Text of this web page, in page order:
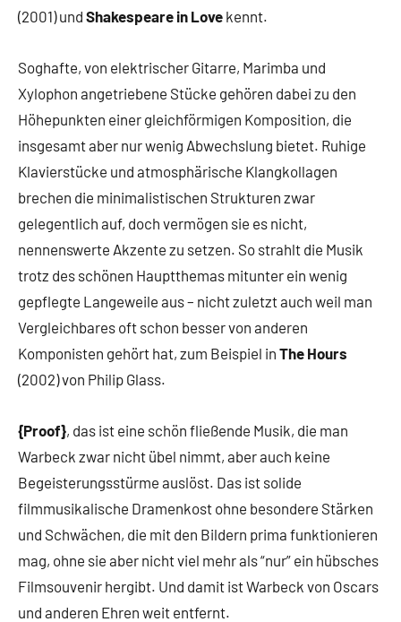
(2001) und Shakespeare in Love kennt.
Soghafte, von elektrischer Gitarre, Marimba und
Xylophon angetriebene Stücke gehören dabei zu den
Höhepunkten einer gleichförmigen Komposition, die
insgesamt aber nur wenig Abwechslung bietet. Ruhige
Klavierstücke und atmosphärische Klangkollagen
brechen die minimalistischen Strukturen zwar
gelegentlich auf, doch vermögen sie es nicht,
nennenswerte Akzente zu setzen. So strahlt die Musik
trotz des schönen Hauptthemas mitunter ein wenig
gepflegte Langeweile aus – nicht zuletzt auch weil man
Vergleichbares oft schon besser von anderen
Komponisten gehört hat, zum Beispiel in The Hours
(2002) von Philip Glass.
{Proof}, das ist eine schön fließende Musik, die man
Warbeck zwar nicht übel nimmt, aber auch keine
Begeisterungsstürme auslöst. Das ist solide
filmmusikalische Dramenkost ohne besondere Stärken
und Schwächen, die mit den Bildern prima funktionieren
mag, ohne sie aber nicht viel mehr als “nur” ein hübsches
Filmsouvenir hergibt. Und damit ist Warbeck von Oscars
und anderen Ehren weit entfernt.